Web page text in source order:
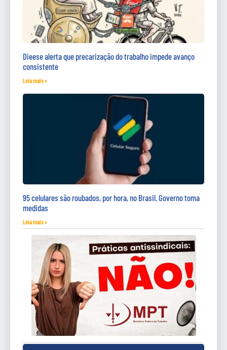
Dieese alerta que precarização do trabalho impede avanço
consistente
Leia mais »
95 celulares são roubados, por hora, no Brasil. Governo toma
medidas
Leia mais »